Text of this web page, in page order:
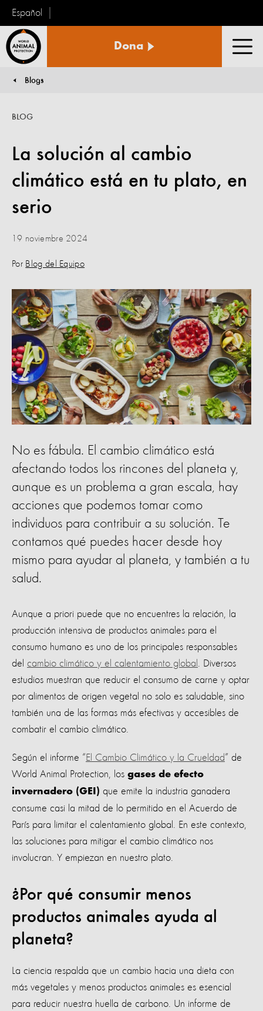
Español
Animal
Dona
You are here:
Blogs
La solución al cambio
climático está en tu plato, en
serio
BLOG
19 noviembre 2024
Por Blog del Equipo
No es fábula. El cambio climático está
afectando todos los rincones del planeta y,
aunque es un problema a gran escala, hay
acciones que podemos tomar como
individuos para contribuir a su solución. Te
contamos qué puedes hacer desde hoy
mismo para ayudar al planeta, y también a tu
salud.
Aunque a priori puede que no encuentres la relación, la
producción intensiva de productos animales para el
consumo humano es uno de los principales responsables
del cambio climático y el calentamiento global
. Diversos
estudios muestran que reducir el consumo de carne y optar
por alimentos de origen vegetal no solo es saludable, sino
también una de las formas más efectivas y accesibles de
combatir el cambio climático.
Según el informe “El Cambio Climático y la Crueldad” de
World Animal Protection, los gases de efecto
invernadero (GEI) que emite la industria ganadera
consume casi la mitad de lo permitido en el Acuerdo de
París para limitar el calentamiento global. En este contexto,
las soluciones para mitigar el cambio climático nos
involucran. Y empiezan en nuestro plato.
¿Por qué consumir menos
productos animales ayuda al
planeta?
La ciencia respalda que un cambio hacia una dieta con
más vegetales y menos productos animales es esencial
para reducir nuestra huella de carbono. Un informe de